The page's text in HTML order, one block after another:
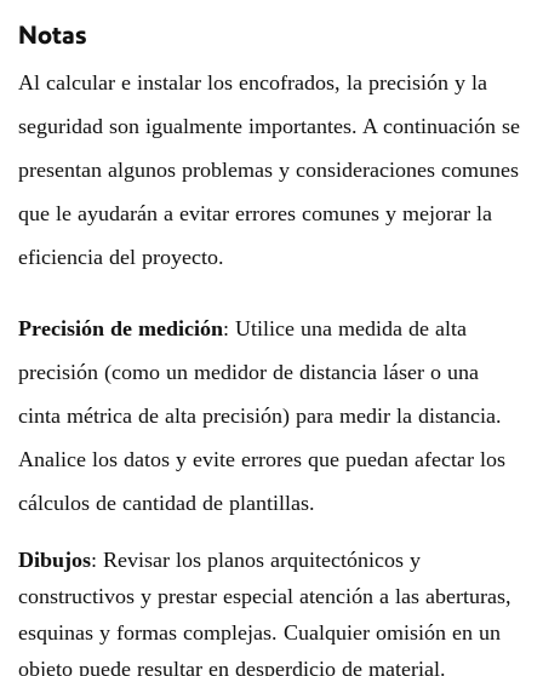
Notas
Al calcular e instalar los encofrados, la precisión y la
seguridad son igualmente importantes. A continuación se
presentan algunos problemas y consideraciones comunes
que le ayudarán a evitar errores comunes y mejorar la
eficiencia del proyecto.
Precisión de medición: Utilice una medida de alta
precisión (como un medidor de distancia láser o una
cinta métrica de alta precisión) para medir la distancia.
Analice los datos y evite errores que puedan afectar los
cálculos de cantidad de plantillas.
Dibujos: Revisar los planos arquitectónicos y
constructivos y prestar especial atención a las aberturas,
esquinas y formas complejas. Cualquier omisión en un
objeto puede resultar en desperdicio de material.